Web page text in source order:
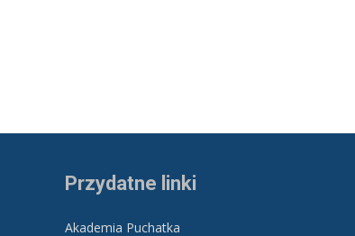
Przydatne linki
Akademia Puchatka